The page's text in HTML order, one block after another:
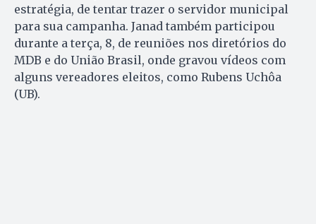
estratégia, de tentar trazer o servidor municipal
para sua campanha. Janad também participou
durante a terça, 8, de reuniões nos diretórios do
MDB e do União Brasil, onde gravou vídeos com
alguns vereadores eleitos, como Rubens Uchôa
(UB).